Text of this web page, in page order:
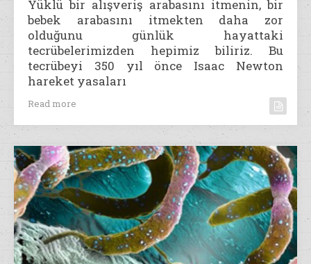
Yüklü bir alışveriş arabasını itmenin, bir
bebek arabasını itmekten daha zor
olduğunu günlük hayattaki
tecrübelerimizden hepimiz biliriz. Bu
tecrübeyi 350 yıl önce Isaac Newton
hareket yasaları
Read more